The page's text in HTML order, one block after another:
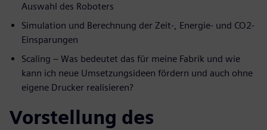
Auswahl des Roboters
Simulation und Berechnung der Zeit-, Energie- und CO2-
Einsparungen
Scaling – Was bedeutet das für meine Fabrik und wie
kann ich neue Umsetzungsideen fördern und auch ohne
eigene Drucker realisieren?
Vorstellung des